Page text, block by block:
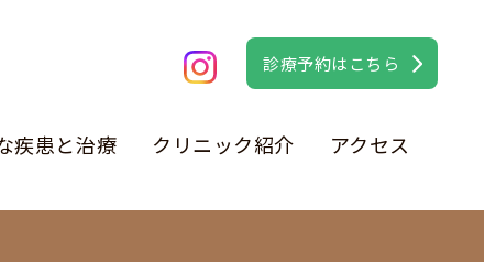
診療予約はこちら
疾患と治療 クリニック紹介 アクセス